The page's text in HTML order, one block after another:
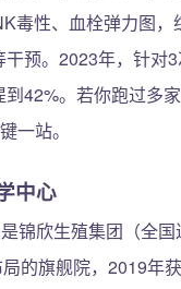
毒性、血栓弹力图，
预。2023年，针对
42%。若你跑过多
一站。
中心
锦欣生殖集团（全
的旗舰院，2019年